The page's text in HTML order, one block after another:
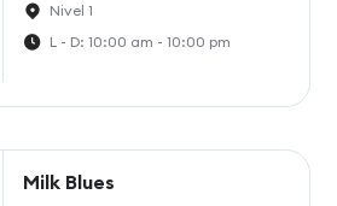
Nivel 1
L - D: 10:00 am - 10:00 pm
Milk Blues